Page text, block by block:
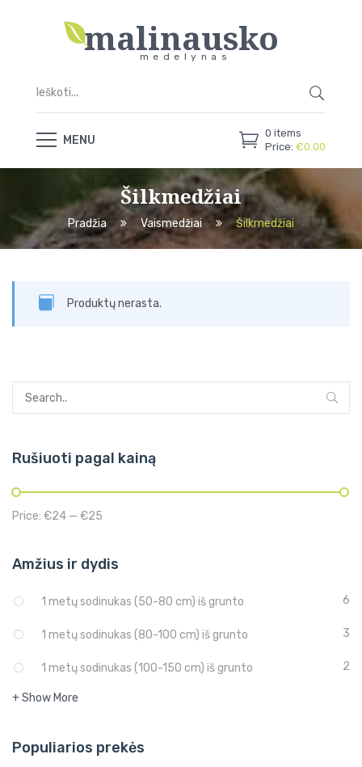
malinausko
medelynas
0 items
Price: €0.00
MENU
Šilkmedžiai
Pradžia Vaismedžiai Šilkmedžiai
Produktų nerasta.
Rušiuoti pagal kainą
Price: €24 — €25
Amžius ir dydis
1 metų sodinukas (50-80 cm) iš grunto 6
1 metų sodinukas (80-100 cm) iš grunto 3
1 metų sodinukas (100-150 cm) iš grunto 2
+ Show More
Populiarios prekės